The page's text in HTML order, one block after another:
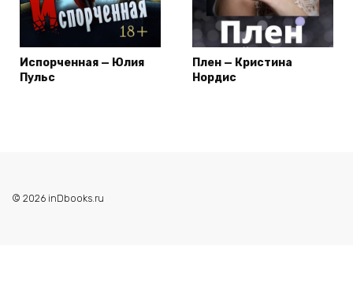
Испорченная — Юлия
Пульс
Плен — Кристина
Нордис
© 2026 inDbooks.ru